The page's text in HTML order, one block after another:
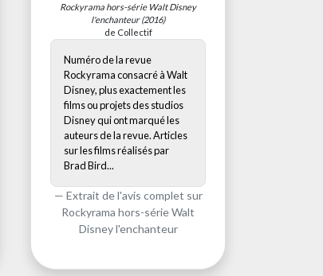
Rockyrama hors-série Walt Disney
l'enchanteur(2016)
de Collectif
Numéro de la revue
Rockyrama consacré à Walt
Disney, plus exactement les
films ou projets des studios
Disney qui ont marqué les
auteurs de la revue. Articles
sur les films réalisés par
Brad Bird...
Extrait de l'avis complet sur
Rockyrama hors-série Walt
Disney l'enchanteur